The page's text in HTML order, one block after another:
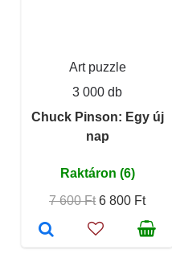
Art puzzle
3 000 db
Chuck Pinson: Egy új
nap
Raktáron (6)
7 600 Ft 6 800 Ft